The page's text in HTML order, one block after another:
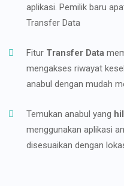
aplikasi. Pemilik baru
Transfer Data
Fitur Transfer Data
mengakses riwayat
anabul dengan mudah
Temukan anabul yang
menggunakan aplikasi
disesuaikan dengan